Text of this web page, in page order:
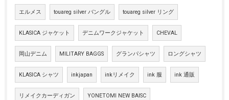
エルメス touareg silver バングル touareg silver リング
KLASICA ジャケット デニムワークジャケット CHEVAL
岡山デニム MILITARY BAGGS グランパシャツ ロングシャツ
KLASICA シャツ inkjapan inkリメイク ink 服 ink 通販
リメイクカーディガン YONETOMI NEW BAISC